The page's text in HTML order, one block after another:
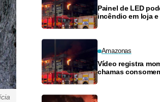
Painel de LED
incêndio em loja e
Amazonas
Vídeo registra
chamas